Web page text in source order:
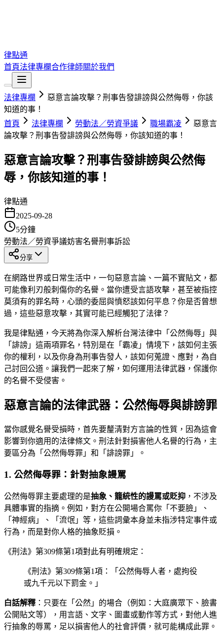
律點通
首頁法律專欄合作律師關於我們
法律專欄
惡意言論攻擊？刑事告發誹謗與公然侮辱，你該
知道的事！
首頁
法律專欄 勞動法／勞資爭議 職場霸凌
惡意言
論攻擊？刑事告發誹謗與公然侮辱，你該知道的事！
惡意言論攻擊？刑事告發誹謗與公然侮
辱，你該知道的事！
律點通
2025-09-28
5分鐘
勞動法／勞資爭議妨害名譽刑事訴訟
分享
在網路世界或日常生活中，一句惡意言論、一篇不實貼文，都
可能像利刃般刺傷你的名譽。當你遭受言語攻擊，甚至被指控
莫須有的罪名時，心頭的委屈與憤怒該如何平息？你是否曾想
過，這些惡意攻擊，其實可能已經觸犯了法律？
我是律點通，今天將為你深入解析台灣法律中「公然侮辱」與
「誹謗」這兩項罪名，特別是在「霸凌」情境下，該如何主張
你的權利，以及你身為刑事告發人，該如何蒐證、應對，為自
己討回公道。讓我們一起來了解，如何運用法律武器，保護你
的名譽不受侵害。
惡意言論的法律武器：公然侮辱與誹謗罪
當你感覺名譽受損時，首先要釐清對方言論的性質，因為這會
影響到你適用的法律條文。刑法針對損害他人名譽的行為，主
要區分為「公然侮辱罪」和「誹謗罪」。
1. 公然侮辱罪：針對抽象謾罵
公然侮辱罪主要處理的是抽象、籠統性的謾罵或貶抑 ，不涉及
具體事實的指摘。例如，對方在公開場合罵你「不要臉」、
「神經病」、「流氓」等，這些詞彙本身並未指涉特定事件或
行為，而是對你人格的抽象貶損。
《刑法》第309條第1項對此有明確規定：
《刑法》第309條第1項：「公然侮辱人者，處拘役
或九千元以下罰金。」
白話解釋 ：只要在「公然」的場合（例如：大庭廣眾下、臉書
公開貼文等），用言語、文字、圖畫或動作等方式，對他人進
行抽象的辱罵，足以損害他人的社會評價，就可能構成此罪。